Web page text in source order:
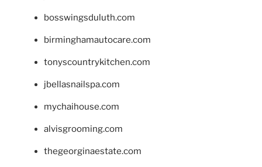
bosswingsduluth.com
birminghamautocare.com
tonyscountrykitchen.com
jbellasnailspa.com
mychaihouse.com
alvisgrooming.com
thegeorginaestate.com